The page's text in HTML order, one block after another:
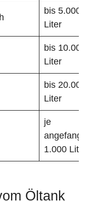
bis 5.000
Liter
bis 10.000
Liter
bis 20.000
Liter
je
1.000 Liter
Öltank